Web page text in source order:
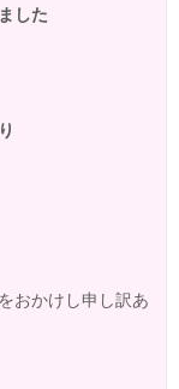
した
おかけし申し訳あ